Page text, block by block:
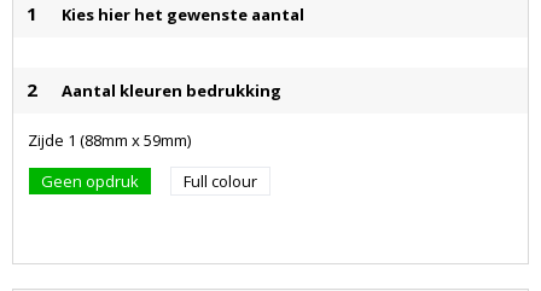
1 Kies hier het gewenste aantal
2 Aantal kleuren bedrukking
Zijde 1 (88mm x 59mm)
Geen opdruk
Full colour